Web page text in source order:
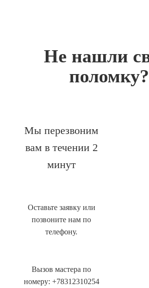
Не нашли
поломку?
Мы перезвоним
вам в течении 2
минут
Оставьте заявку или
позвоните нам по
телефону.
Вызов мастера по
номеру: +78312310254